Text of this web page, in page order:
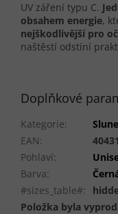
UV záření typu C.
obsahem energie,
nejškodlivější pro
naštěstí odstíní
Doplňkové
Kategorie:
EAN:
Pohlaví:
Barva:
#sizes_table#:
Položka byla